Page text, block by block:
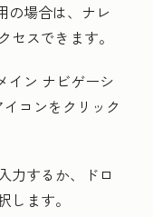
の場合は、ナレ
セスできます。
イン ナビゲーシ
コンをクリック
力するか、ドロ
します。